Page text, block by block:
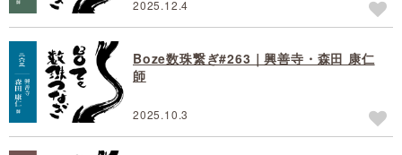
2025.12.4
Boze数珠繋ぎ#263｜興善寺・森田 康仁
師
2025.10.3